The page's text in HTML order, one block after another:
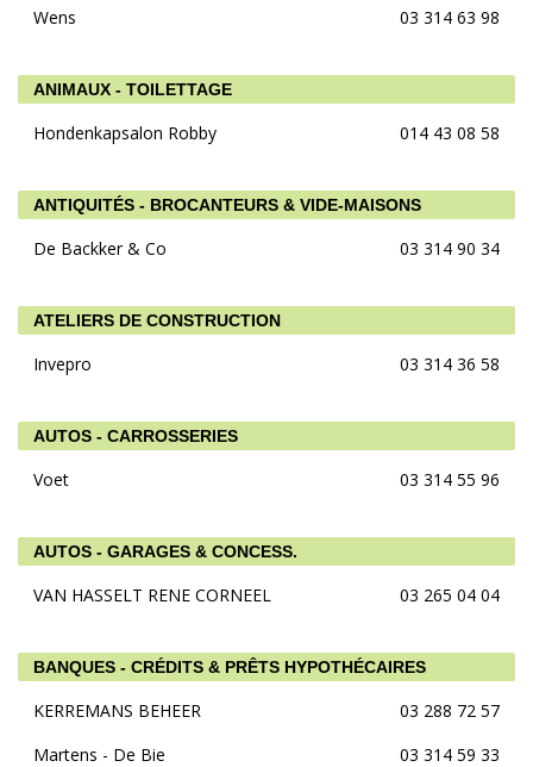
Wens
03 314 63 98
ANIMAUX - TOILETTAGE
Hondenkapsalon Robby 014 43 08 58
ANTIQUITÉS - BROCANTEURS & VIDE-MAISONS
De Backker & Co 03 314 90 34
ATELIERS DE CONSTRUCTION
Invepro 03 314 36 58
AUTOS - CARROSSERIES
Voet 03 314 55 96
AUTOS - GARAGES & CONCESS.
VAN HASSELT RENE CORNEEL 03 265 04 04
BANQUES - CRÉDITS & PRÊTS HYPOTHÉCAIRES
KERREMANS BEHEER
03 288 72 57
Martens - De Bie
03 314 59 33